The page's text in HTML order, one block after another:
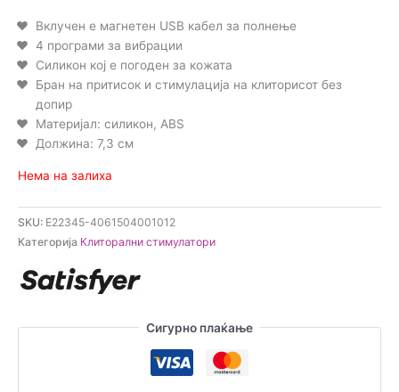
Вклучен е магнетен USB кабел за полнење
4 програми за вибрации
Силикон кој е погоден за кожата
Бран на притисок и стимулација на клиторисот без
допир
Материјал: силикон, ABS
Должина: 7,3 см
Нема на залиха
SKU: E22345-4061504001012
Категорија Клиторални стимулатори
Сигурно плаќање